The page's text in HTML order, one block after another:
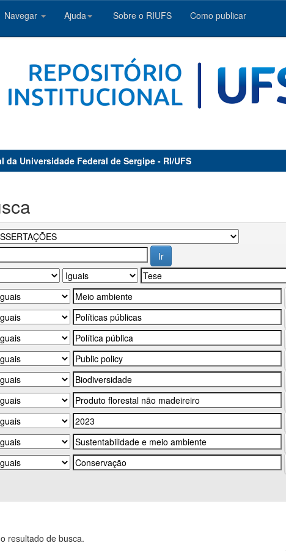
Navegar Ajuda Sobre o RIUFS Como publicar
Universidade Federal de Sergipe - RI/UFS
resultado de busca.